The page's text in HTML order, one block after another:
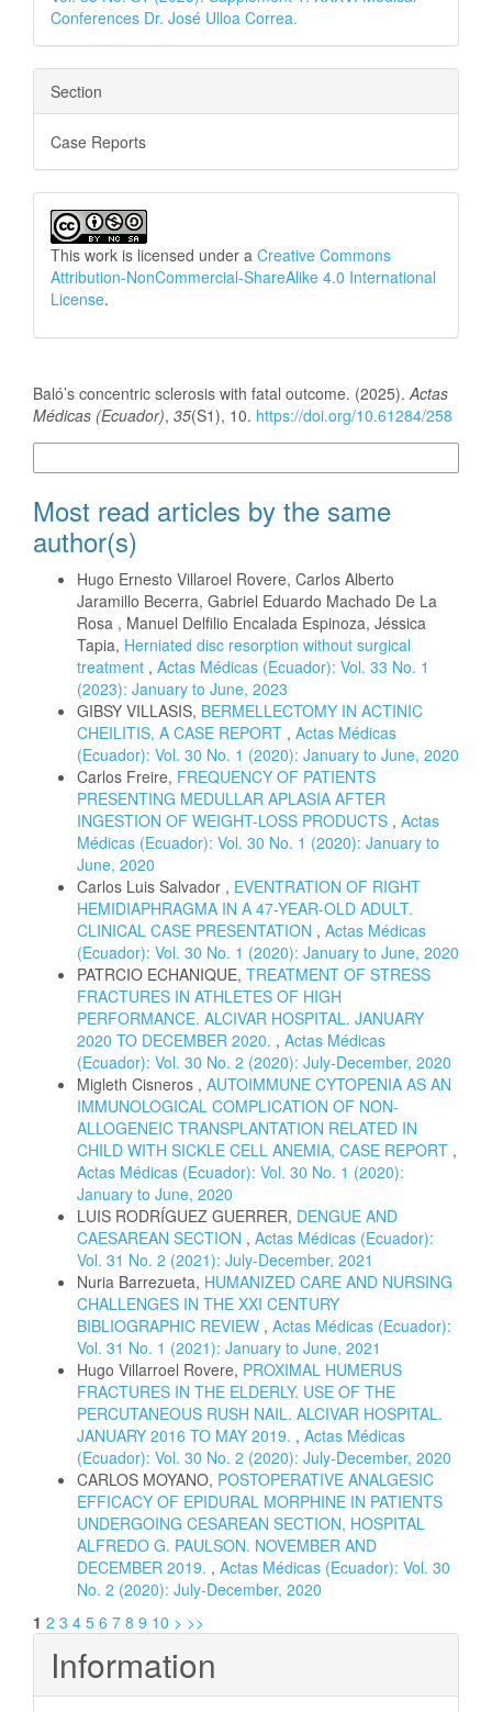
Conferences Dr. José Ulloa Correa.
Section
Case Reports
This work is licensed under a Creative Commons
Attribution-NonCommercial-ShareAlike 4.0 International
License.
Baló’s concentric sclerosis with fatal outcome. (2025).Actas
Médicas (Ecuador), 35(S1), 10. https://doi.org/10.61284/258
Most read articles by the same
author(s)
Hugo Ernesto Villaroel Rovere, Carlos Alberto
Jaramillo Becerra, Gabriel Eduardo Machado De La
Rosa , Manuel Delfilio Encalada Espinoza, Jéssica
Tapia, Herniated disc resorption without surgical
treatment , Actas Médicas (Ecuador): Vol. 33 No. 1
(2023): January to June, 2023
GIBSY VILLASIS, BERMELLECTOMY IN ACTINIC
CHEILITIS, A CASE REPORT , Actas Médicas
(Ecuador): Vol. 30 No. 1 (2020): January to June, 2020
Carlos Freire, FREQUENCY OF PATIENTS
PRESENTING MEDULLAR APLASIA AFTER
INGESTION OF WEIGHT-LOSS PRODUCTS , Actas
Médicas (Ecuador): Vol. 30 No. 1 (2020): January to
June, 2020
Carlos Luis Salvador , EVENTRATION OF RIGHT
HEMIDIAPHRAGMA IN A 47-YEAR-OLD ADULT.
CLINICAL CASE PRESENTATION , Actas Médicas
(Ecuador): Vol. 30 No. 1 (2020): January to June, 2020
PATRCIO ECHANIQUE, TREATMENT OF STRESS
FRACTURES IN ATHLETES OF HIGH
PERFORMANCE. ALCIVAR HOSPITAL. JANUARY
2020 TO DECEMBER 2020. , Actas Médicas
(Ecuador): Vol. 30 No. 2 (2020): July-December, 2020
Migleth Cisneros , AUTOIMMUNE CYTOPENIA AS AN
IMMUNOLOGICAL COMPLICATION OF NON-
ALLOGENEIC TRANSPLANTATION RELATED IN
CHILD WITH SICKLE CELL ANEMIA, CASE REPORT ,
Actas Médicas (Ecuador): Vol. 30 No. 1 (2020):
January to June, 2020
LUIS RODRÍGUEZ GUERRER, DENGUE AND
CAESAREAN SECTION , Actas Médicas (Ecuador):
Vol. 31 No. 2 (2021): July-December, 2021
Nuria Barrezueta, HUMANIZED CARE AND NURSING
CHALLENGES IN THE XXI CENTURY
BIBLIOGRAPHIC REVIEW , Actas Médicas (Ecuador):
Vol. 31 No. 1 (2021): January to June, 2021
Hugo Villarroel Rovere, PROXIMAL HUMERUS
FRACTURES IN THE ELDERLY. USE OF THE
PERCUTANEOUS RUSH NAIL. ALCIVAR HOSPITAL.
JANUARY 2016 TO MAY 2019. , Actas Médicas
(Ecuador): Vol. 30 No. 2 (2020): July-December, 2020
CARLOS MOYANO, POSTOPERATIVE ANALGESIC
EFFICACY OF EPIDURAL MORPHINE IN PATIENTS
UNDERGOING CESAREAN SECTION, HOSPITAL
ALFREDO G. PAULSON. NOVEMBER AND
DECEMBER 2019. , Actas Médicas (Ecuador): Vol. 30
No. 2 (2020): July-December, 2020
1 2 3 4 5 6 7 8 9 10 > >>
Information